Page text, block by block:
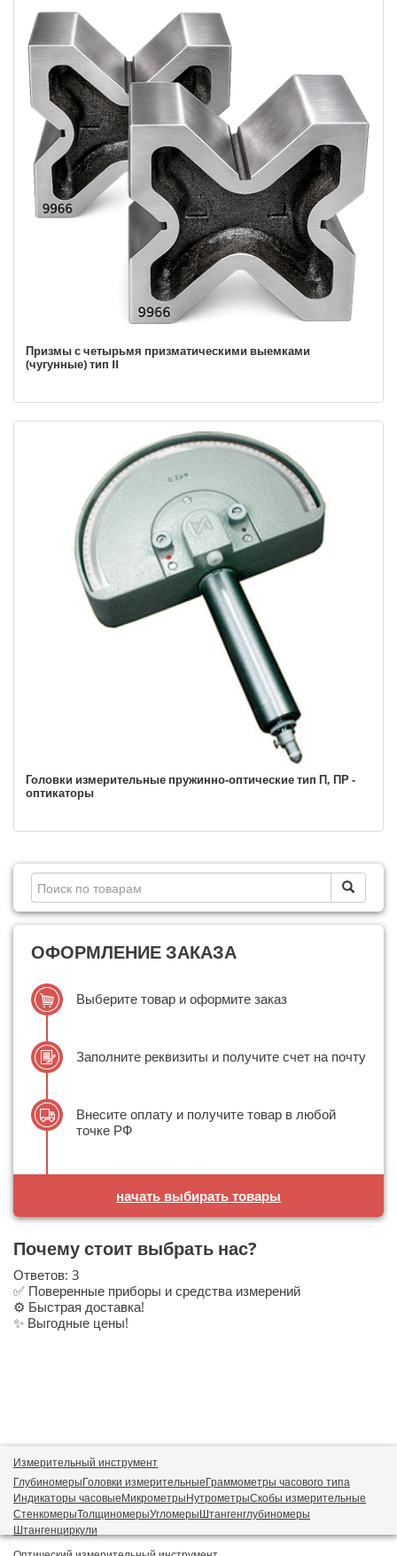
Призмы с четырьмя призматическими выемками
(чугунные) тип II
Головки измерительные пружинно-оптические тип П, ПР -
оптикаторы
ОФОРМЛЕНИЕ ЗАКАЗА
Выберите товар и оформите заказ
Заполните реквизиты и получите счет на почту
Внесите оплату и получите товар в любой
точке РФ
начать выбирать товары
Почему стоит выбрать нас?
Ответов: 3
✅ Поверенные приборы и средства измерений
⚙️ Быстрая доставка!
✨ Выгодные цены!
Измерительный инструмент
ГлубиномерыГоловки измерительныеГраммометры часового типа
Индикаторы часовыеМикрометрыНутрометрыСкобы измерительные
СтенкомерыТолщиномерыУгломерыШтангенглубиномеры
Штангенциркули